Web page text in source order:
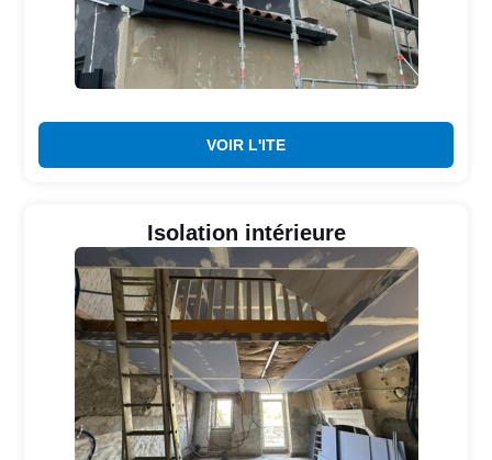
VOIR L'ITE
Isolation intérieure